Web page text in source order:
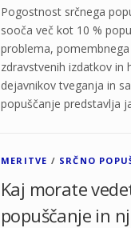
Pogostnost srčnega
sooča več kot 10 %
problema,
zdravstvenih izdatkov in
dejavnikov tveganja in
popuščanje predstavlja
MERITVE / SRČNO
Kaj morate
popuščanje in